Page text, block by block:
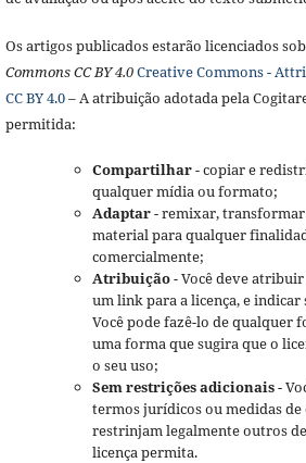
Os artigos publicados estarão licenciados
Commons CC BY 4.0Creative Commons -
CC BY 4.0– A atribuição adotada pela
permitida:
Compartilhar- copiar e
qualquer mídia ou formato;
Adaptar- remixar,
material para qualquer
comercialmente;
Atribuição- Você deve
um link para a licença, e
Você pode fazê-lo de qualquer
uma forma que sugira que o
o seu uso;
Sem restrições adicionais-
termos jurídicos ou medidas
restrinjam legalmente outros
licença permita.